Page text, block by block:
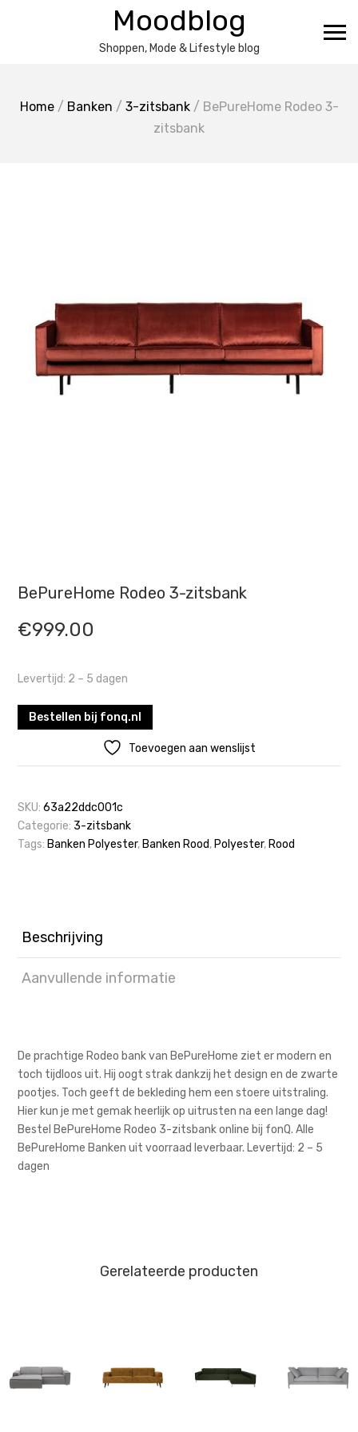
Moodblog
Shoppen, Mode & Lifestyle blog
Home/ Banken / 3-zitsbank/ BePureHome Rodeo 3-
zitsbank
BePureHome Rodeo 3-zitsbank
€999.00
Levertijd: 2 – 5 dagen
Bestellen bij fonq.nl
Toevoegen aan wenslijst
SKU:63a22ddc001c
Categorie: 3-zitsbank
Tags: Banken Polyester, Banken Rood, Polyester, Rood
Beschrijving
Aanvullende informatie
De prachtige Rodeo bank van BePureHome ziet er modern en
toch tijdloos uit. Hij oogt strak dankzij het design en de zwarte
pootjes. Toch geeft de bekleding hem een stoere uitstraling.
Hier kun je met gemak heerlijk op uitrusten na een lange dag!
Bestel BePureHome Rodeo 3-zitsbank online bij fonQ. Alle
BePureHome Banken uit voorraad leverbaar. Levertijd: 2 – 5
dagen
Gerelateerde producten